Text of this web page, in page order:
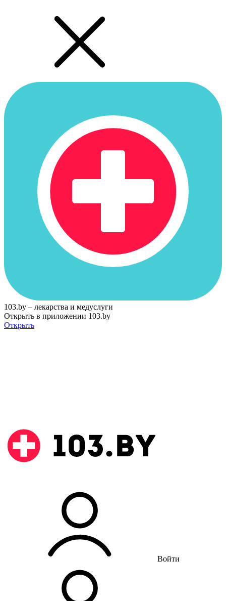
103.by – лекарства и медуслуги
Открыть в приложении 103.by
Открыть
Войти